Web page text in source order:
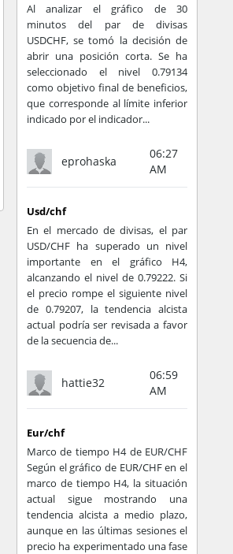
Al analizar el gráfico de 30
minutos del par de divisas
USDCHF, se tomó la decisión de
abrir una posición corta. Se ha
seleccionado el nivel 0.79134
como objetivo final de beneficios,
que corresponde al límite inferior
indicado por el indicador...
eprohaska
06:27
AM
Usd/chf
En el mercado de divisas, el par
USD/CHF ha superado un nivel
importante en el gráfico H4,
alcanzando el nivel de 0.79222. Si
el precio rompe el siguiente nivel
de 0.79207, la tendencia alcista
actual podría ser revisada a favor
de la secuencia de...
hattie32
06:59
AM
Eur/chf
Marco de tiempo H4 de EUR/CHF
Según el gráfico de EUR/CHF en el
marco de tiempo H4, la situación
actual sigue mostrando una
tendencia alcista a medio plazo,
aunque en las últimas sesiones el
precio ha experimentado una fase